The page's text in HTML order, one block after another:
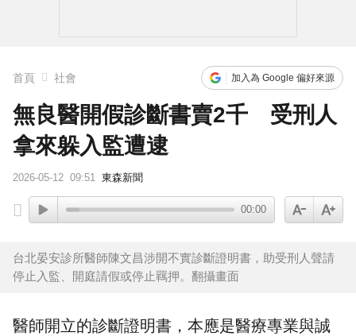
首頁 社會 加入為 Google 偏好來源
無良醫開假診斷書賣2千 受刑人
拿來躲入監遭逮
2026-05-12 09:51 東森新聞
00:00
台北晏安診所醫師陳文昌涉開不實診斷證明書，助受刑人聲請
停止入監、開庭請假或停止羈押。翻攝畫面
醫師開立的診斷證明書，本應是醫療專業與誠